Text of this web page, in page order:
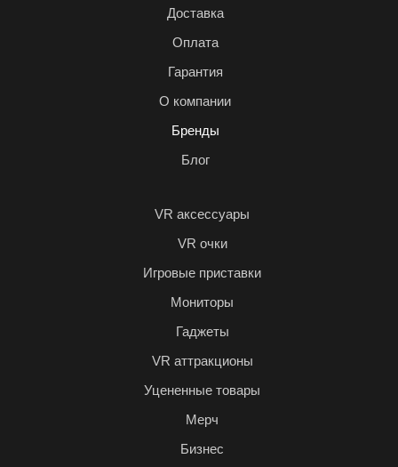
Доставка
Оплата
Гарантия
О компании
Бренды
Блог
VR аксессуары
VR очки
Игровые приставки
Мониторы
Гаджеты
VR аттракционы
Уцененные товары
Мерч
Бизнес